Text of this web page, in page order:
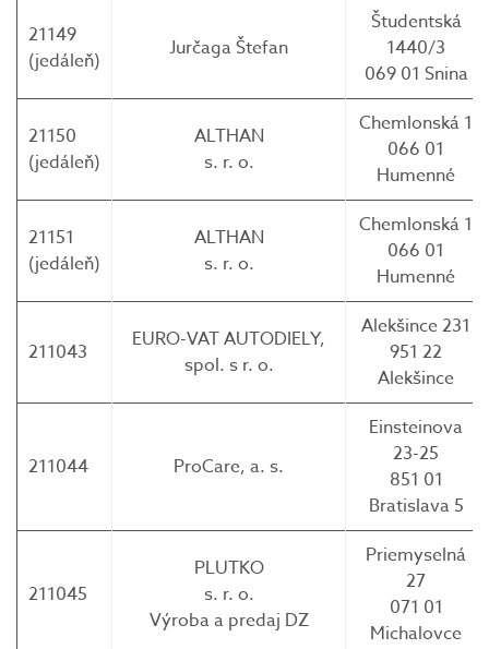
21149
(jedáleň)
Jurčaga Štefan
Študentská
1440/3
069 01 Snina
21150
(jedáleň)
ALTHAN
s. r. o.
Chemlonská 1
066 01
Humenné
21151
(jedáleň)
ALTHAN
s. r. o.
Chemlonská 1
066 01
Humenné
211043
EURO-VAT AUTODIELY,
spol. s r. o.
Alekšince 231
951 22
Alekšince
211044 ProCare, a. s.
Einsteinova
23-25
851 01
Bratislava 5
211045
PLUTKO
s. r. o.
Výroba a predaj DZ
Priemyselná
27
071 01
Michalovce